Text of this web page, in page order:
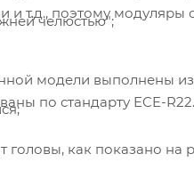
и т.д., поэтому модуляры
модели выполнены
по стандарту ECE-
челюстью";
как показано на